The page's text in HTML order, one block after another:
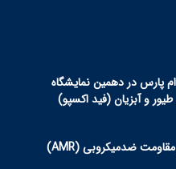
در دهمین نمایشگاه
و آبزیان (فید اکسپو)
هفته جهانی آگاهی از مقاومت ضدمیکروبی (AMR)